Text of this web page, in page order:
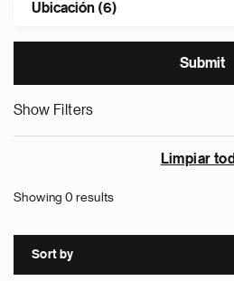
Ubicación (6)
Show Filters
Limpiar
Showing 0 results
Sort by